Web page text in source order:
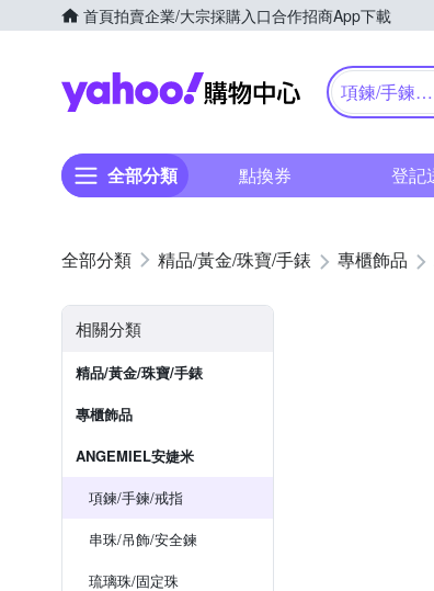
首頁拍賣企業/大宗採購入口合作招商App下載
Yahoo購物中心
項鍊/手鍊/
全部分類 點換券 登記
精品/黃金/珠寶/手錶 專櫃飾品
相關分類
精品/黃金/珠寶/手錶
專櫃飾品
ANGEMIEL安婕米
項鍊/手鍊/戒指
串珠/吊飾/安全鍊
琉璃珠/固定珠